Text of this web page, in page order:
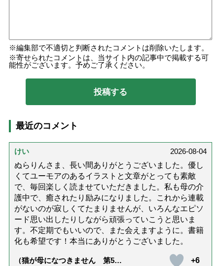
編集部で不適切と判断されたコメントは削除いたします。
寄せられたコメントは、当サイト内の記事中で掲載する可
能性がございます。予めご了承ください。
最近のコメント
けい
2026-08-04
ぬらりんさま、長い間ありがとうございました。優し
くてユーモアのあるイラストと文章がとっても素敵
で、毎回楽しく読ませていただきました。私も母の介
護中で、癒されたり励みになりました。これから連載
がないのが寂しくてたまりませんが、いろんなエピソ
ード思い出したりしながら頑張っていこうと思いま
す。不定期でもいいので、また会えますように。書籍
化も希望です！本当にありがとうございました。
（猫が母になつきません 第500
+6